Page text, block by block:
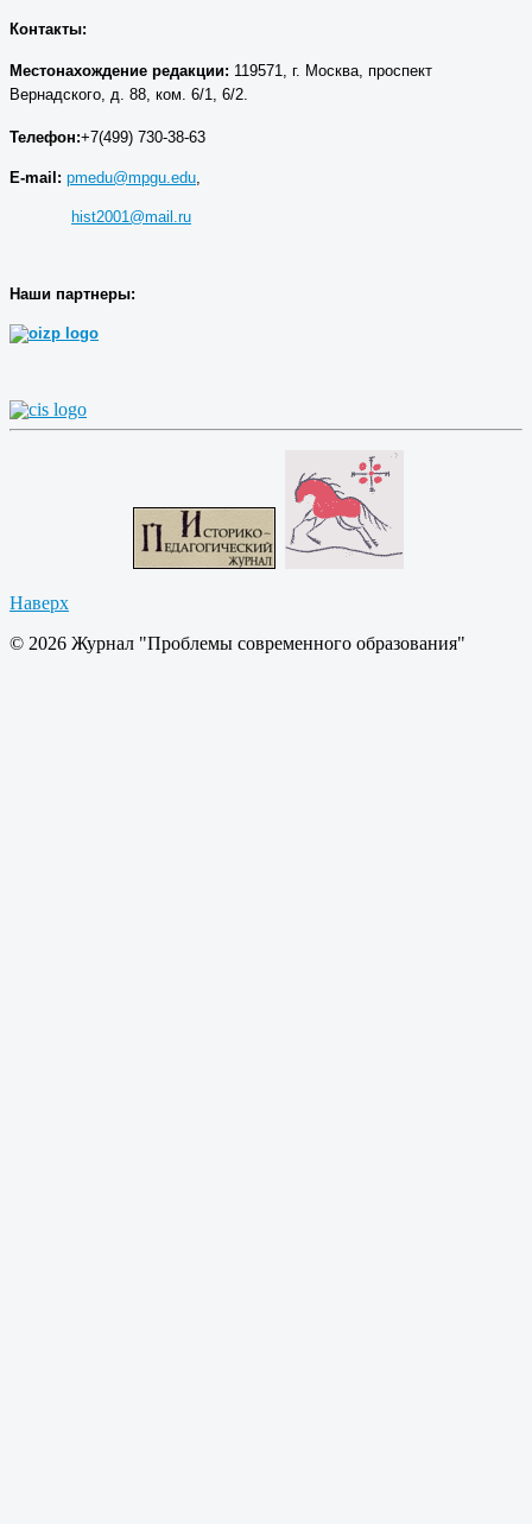
Контакты:
Местонахождение редакции: 119571, г. Москва, проспект
Вернадского, д. 88, ком. 6/1, 6/2.
Телефон:+7(499) 730-38-63
E-mail: pmedu@mpgu.edu,
hist2001@mail.ru
Наши партнеры:
Наверх
© 2026 Журнал "Проблемы современного образования"